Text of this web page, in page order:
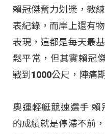
賴冠傑奮力划槳，教
表紀錄，而岸上還有
表現，這都是每天最
鬆平常，但其實賴冠
戰到1000公尺，陣痛
奧運輕艇競速選手
的成績就是停滯不前